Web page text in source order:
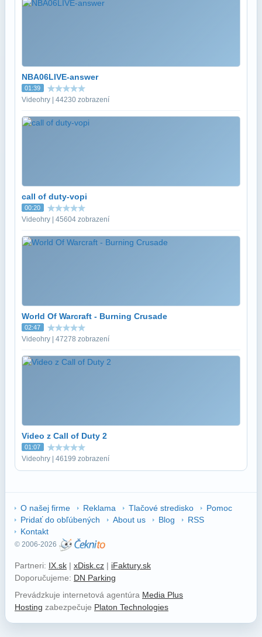
NBA06LIVE-answer
01:39
Videohry | 44230 zobrazení
call of duty-vopi
00:20
Videohry | 45604 zobrazení
World Of Warcraft - Burning Crusade
02:47
Videohry | 47278 zobrazení
Video z Call of Duty 2
01:07
Videohry | 46199 zobrazení
O našej firme Reklama Tlačové stredisko
Pomoc
Pridať do obľúbených
About us Blog
RSS
Kontakt
© 2006-2026
Partneri: IX.sk | xDisk.cz | iFaktury.sk
Doporučujeme: DN Parking
Prevádzkuje internetová agentúra Media Plus
Hosting zabezpečuje Platon Technologies